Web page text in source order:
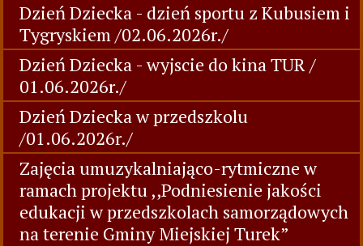
Dzień Dziecka - dzień sportu z Kubusiem i
Tygryskiem /02.06.2026r./
Dzień Dziecka - wyjscie do kina TUR /
01.06.2026r./
Dzień Dziecka w przedszkolu
/01.06.2026r./
Zajęcia umuzykalniająco-rytmiczne w
ramach projektu ,,Podniesienie jakości
edukacji w przedszkolach samorządowych
na terenie Gminy Miejskiej Turek”